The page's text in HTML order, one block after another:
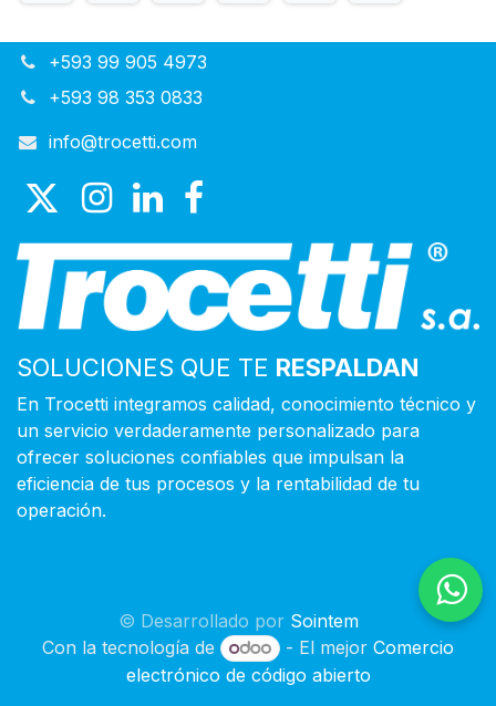
+593 99 905 4973
+593 98 353 0833
info@trocetti.com
SOLUCIONES QUE TE RESPALDAN
En Trocetti integramos calidad, conocimiento técnico y
un servicio verdaderamente personalizado para
ofrecer soluciones confiables que impulsan la
eficiencia de tus procesos y la rentabilidad de tu
operación.
© Desarrollado por Sointem
Con la tecnología de
- El mejorComercio
electrónico de código abierto